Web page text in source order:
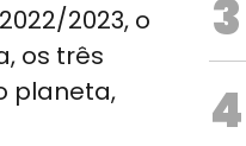
2023, o
os três
planeta,
3
4